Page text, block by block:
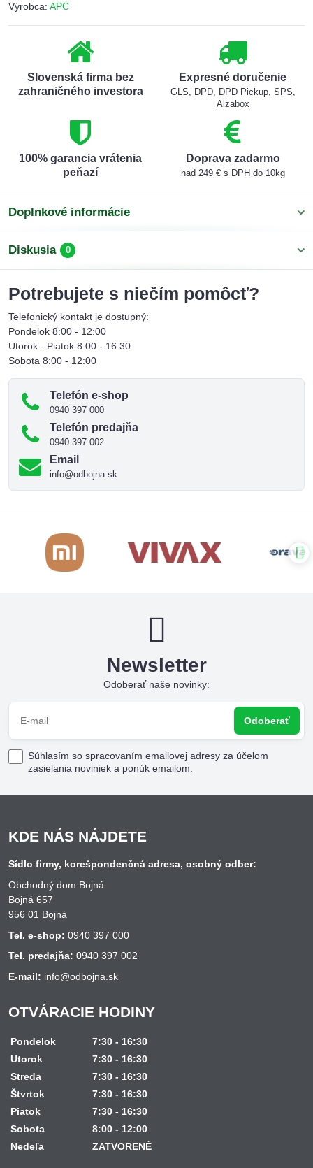
Výrobca: APC
Slovenská firma bez
zahraničného investora
Expresné doručenie
GLS, DPD, DPD Pickup, SPS,
Alzabox
100% garancia vrátenia
peňazí
Doprava zadarmo
nad 249 € s DPH do 10kg
Doplnkové informácie
Diskusia 0
Potrebujete s niečím pomôcť?
Telefonický kontakt je dostupný:
Pondelok 8:00 - 12:00
Utorok - Piatok 8:00 - 16:30
Sobota 8:00 - 12:00
Telefón e-shop
0940 397 000
Telefón predajňa
0940 397 002
Email
info@odbojna.sk
Newsletter
Odoberať naše novinky:
Odoberať
Súhlasím so spracovaním emailovej adresy za účelom
zasielania noviniek a ponúk emailom.
KDE NÁS NÁJDETE
Sídlo firmy, korešpondenčná adresa, osobný odber:
Obchodný dom Bojná
Bojná 657
956 01 Bojná
Tel. e-shop: 0940 397 000
Tel. predajňa: 0940 397 002
E-mail: info@odbojna.sk
OTVÁRACIE HODINY
Pondelok
7:30 - 16:30
Utorok
7:30 - 16:30
Streda
7:30 - 16:30
Štvrtok
7:30 - 16:30
Piatok
7:30 - 16:30
Sobota
8:00 - 12:00
Nedeľa
ZATVORENÉ